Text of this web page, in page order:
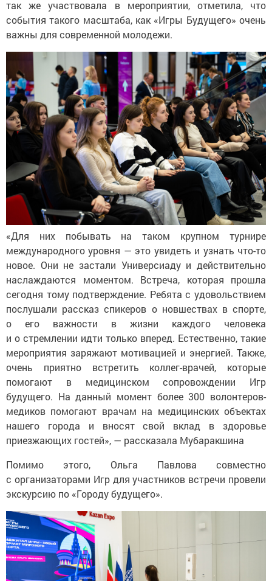
так же участвовала в мероприятии, отметила, что
события такого масштаба, как «Игры Будущего» очень
важны для современной молодежи.
«Для них побывать на таком крупном турнире
международного уровня — это увидеть и узнать что-то
новое. Они не застали Универсиаду и действительно
наслаждаются моментом. Встреча, которая прошла
сегодня тому подтверждение. Ребята с удовольствием
послушали рассказ спикеров о новшествах в спорте,
о его важности в жизни каждого человека
и о стремлении идти только вперед. Естественно, такие
мероприятия заряжают мотивацией и энергией. Также,
очень приятно встретить коллег-врачей, которые
помогают в медицинском сопровождении Игр
будущего. На данный момент более 300 волонтеров-
медиков помогают врачам на медицинских объектах
нашего города и вносят свой вклад в здоровье
приезжающих гостей», — рассказала Мубаракшина
Помимо этого, Ольга Павлова совместно
с организаторами Игр для участников встречи провели
экскурсию по «Городу будущего».